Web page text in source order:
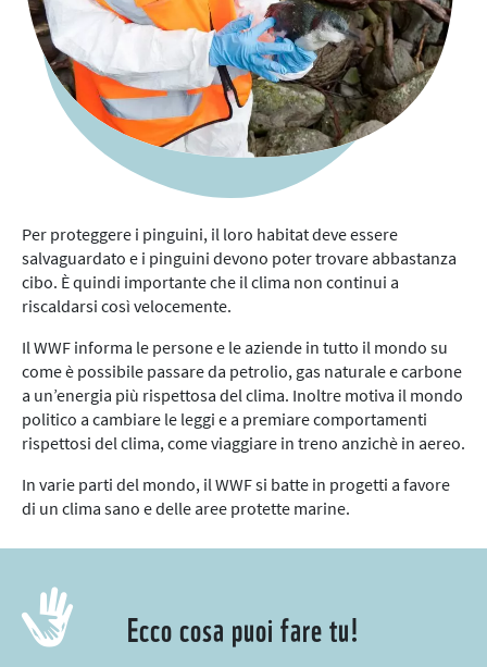
Per proteggere i pinguini, il loro habitat deve essere
salvaguardato e i pinguini devono poter trovare abbastanza
cibo. È quindi importante che il clima non continui a
riscaldarsi così velocemente.
Il WWF informa le persone e le aziende in tutto il mondo su
come è possibile passare da petrolio, gas naturale e carbone
a un’energia più rispettosa del clima. Inoltre motiva il mondo
politico a cambiare le leggi e a premiare comportamenti
rispettosi del clima, come viaggiare in treno anzichè in aereo.
In varie parti del mondo, il WWF si batte in progetti a favore
di un clima sano e delle aree protette marine.
Ecco cosa puoi fare tu!